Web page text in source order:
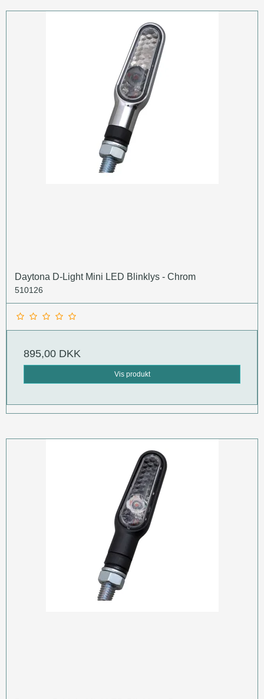
Daytona D-Light Mini LED Blinklys - Chrom
510126
895,00 DKK
Vis produkt